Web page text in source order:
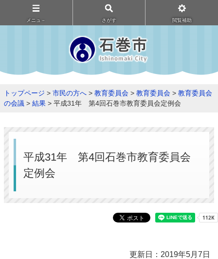
メニュ－ さがす 閲覧補助
トップページ > 市民の方へ > 教育委員会 > 教育委員会 > 教育委員会
の会議 > 結果 > 平成31年 第4回石巻市教育委員会定例会
平成31年 第4回石巻市教育委員会
定例会
更新日：2019年5月7日